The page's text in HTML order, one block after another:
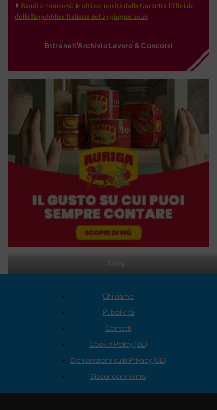
Amap
Bandi e concorsi: le ultime novità dalla Gazzetta Ufficiale
della Repubblica Italiana del 23 giugno 2026
Entra nell'Archivio Lavoro & Concorsi
Chi siamo
Pubblicità
Contatti
Cookie Policy (UE)
Dichiarazione sulla Privacy (UE)
Disconoscimento